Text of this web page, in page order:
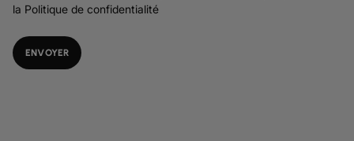
la Politique de confidentialité